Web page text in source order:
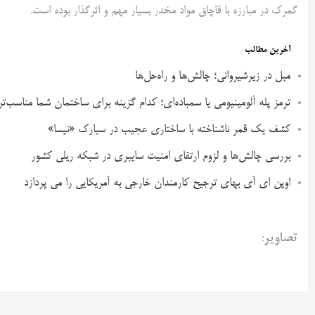
گمرک در مبارزه با قاچاق مواد مخدر بسیار مهم و اثرگذار بوده است.
آخرین مطالب
مبل در زیرشیروانی؛ چالش‌ها و راه‌حل‌ها
ترمز پله آلومینیومی یا سمباده‌ای؛ کدام گزینه برای ساختمان شما
کشف یک قمر ناشناخته با ساختاری عجیب در سیارک «نیسا»
بررسی چالش‌ها و لزوم ارتقای امنیت سایبری در شبکه ریلی کشور
اوپن ای آی بهای ترجیح کارمندان خارجی به آمریکایی را می پردازد
تصاویر :